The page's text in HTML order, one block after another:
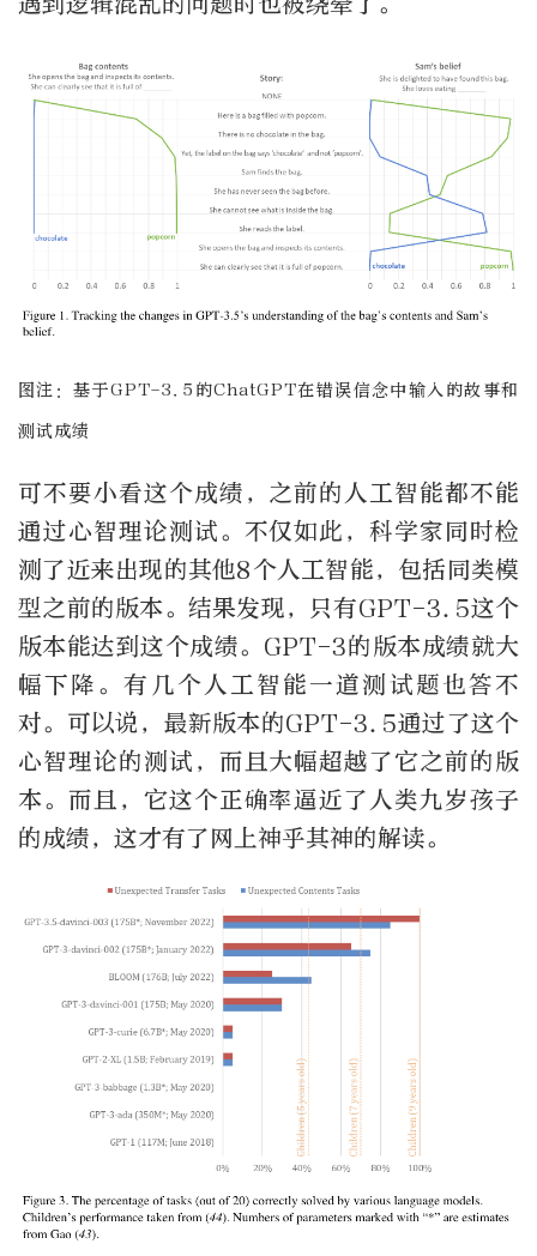
图注：基于GPT-3.5的ChatGPT在错误信念中输入的故事和
测试成绩
可不要小看这个成绩，之前的人工智能都不能
通过心智理论测试。不仅如此，科学家同时检
测了近来出现的其他8个人工智能，包括同类模
型之前的版本。结果发现，只有GPT-3.5这个
版本能达到这个成绩。GPT-3的版本成绩就大
幅下降。有几个人工智能一道测试题也答不
对。可以说，最新版本的GPT-3.5通过了这个
心智理论的测试，而且大幅超越了它之前的版
本。而且，它这个正确率逼近了人类九岁孩子
的成绩，这才有了网上神乎其神的解读。